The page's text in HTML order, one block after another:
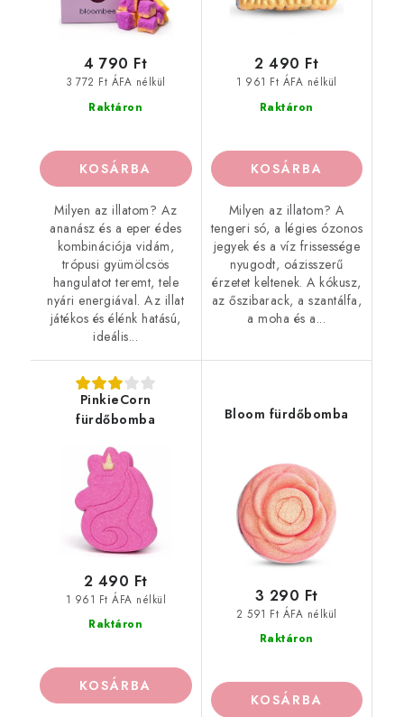
Raktáron
3 772 Ft ÁFA nélkül
4 790 Ft
KOSÁRBA
Milyen az illatom? Az
ananász és a eper édes
kombinációja vidám,
trópusi gyümölcsös
hangulatot teremt, tele
nyári energiával. Az illat
játékos és élénk hatású,
ideális...
Raktáron
1 961 Ft ÁFA nélkül
2 490 Ft
KOSÁRBA
Milyen az illatom? A
tengeri só, a légies ózonos
jegyek és a víz frissessége
nyugodt, oázisszerű
érzetet keltenek. A kókusz,
az őszibarack, a szantálfa,
a moha és a...
PinkieCorn
fürdőbomba
Raktáron
1 961 Ft ÁFA nélkül
2 490 Ft
KOSÁRBA
Bloom fürdőbomba
Raktáron
2 591 Ft ÁFA nélkül
3 290 Ft
KOSÁRBA